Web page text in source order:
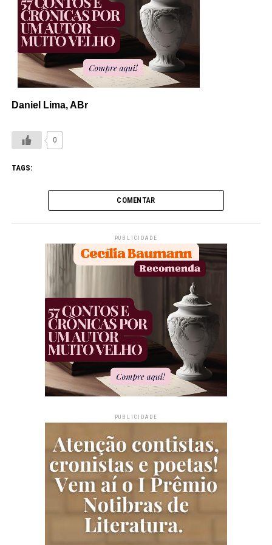
Daniel Lima, ABr
0
TAGS:
COMENTAR
PUBLICIDADE
PUBLICIDADE